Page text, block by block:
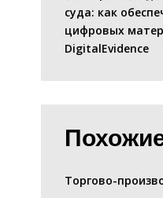
суда: как
цифровых
DigitalEvidence
Торгово-